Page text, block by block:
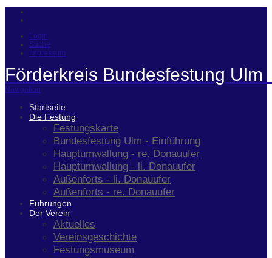
Login
Suche
Impressum
Förderkreis Bundesfestung Ulm
Navigation
Startseite
Die Festung
Festungskarte
Bundesfestung Ulm - Einführung
Hauptumwallung - re. Donauufer
Hauptumwallung - li. Donauufer
Außenforts - li. Donauufer
Außenforts - re. Donauufer
Führungen
Der Verein
Aktuelles
Vereinsgeschichte
Festungsmuseum